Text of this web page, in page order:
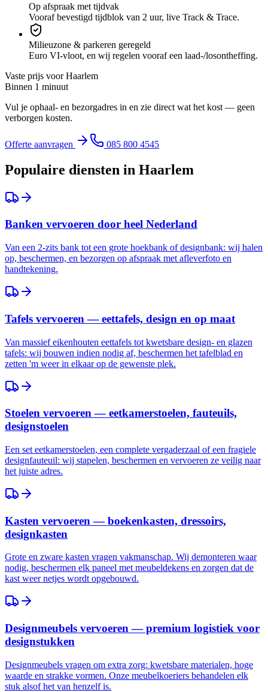
Op afspraak met tijdvak
Vooraf bevestigd tijdblok van 2 uur, live Track & Trace.
Milieuzone & parkeren geregeld
Euro VI-vloot, en wij regelen vooraf een laad-/losontheffing.
Vaste prijs voorHaarlem
Binnen 1 minuut
Vul je ophaal- en bezorgadres in en zie direct wat het kost — geen
verborgen kosten.
Offerte aanvragen 085 800 4545
Populaire diensten in Haarlem
Banken vervoeren door heel Nederland
Van een 2-zits bank tot een grote hoekbank of designbank: wij halen
op, beschermen, en bezorgen op afspraak met afleverfoto en
handtekening.
Tafels vervoeren — eettafels, design en op maat
Van massief eikenhouten eettafels tot kwetsbare design- en glazen
tafels: wij bouwen indien nodig af, beschermen het tafelblad en
zetten 'm weer in elkaar op de gewenste plek.
Stoelen vervoeren — eetkamerstoelen, fauteuils,
designstoelen
Een set eetkamerstoelen, een complete vergaderzaal of een fragiele
designfauteuil: wij stapelen, beschermen en vervoeren ze veilig naar
het juiste adres.
Kasten vervoeren — boekenkasten, dressoirs,
designkasten
Grote en zware kasten vragen vakmanschap. Wij demonteren waar
nodig, beschermen elk paneel met meubeldekens en zorgen dat de
kast weer netjes wordt opgebouwd.
Designmeubels vervoeren — premium logistiek voor
designstukken
Designmeubels vragen om extra zorg: kwetsbare materialen, hoge
waarde en strakke vormen. Onze meubelkoeriers behandelen elk
stuk alsof het van henzelf is.